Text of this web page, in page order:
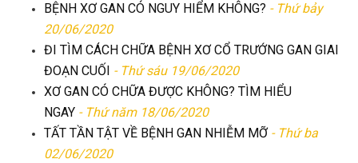
BỆNH XƠ GAN CÓ NGUY HIỂM KHÔNG? - Thứ bảy
20/06/2020
ĐI TÌM CÁCH CHỮA BỆNH XƠ CỔ TRƯỚNG GAN GIAI
ĐOẠN CUỐI - Thứ sáu 19/06/2020
XƠ GAN CÓ CHỮA ĐƯỢC KHÔNG? TÌM HIỂU
NGAY - Thứ năm 18/06/2020
TẤT TẦN TẬT VỀ BỆNH GAN NHIỄM MỠ- Thứ ba
02/06/2020